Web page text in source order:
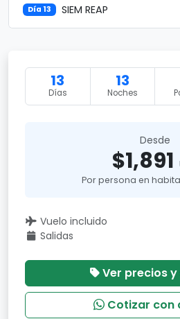
Día 13 SIEM REAP
13
Días
13
Noches
Desde
$1,891
Por persona en
Vuelo incluido
Salidas
Ver precios
Cotizar con